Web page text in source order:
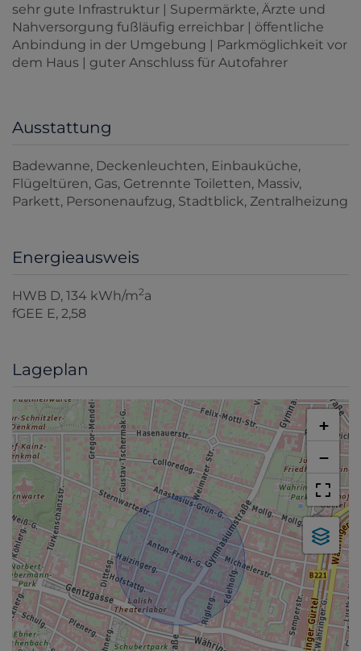
sehr gute Infrastruktur | Supermärkte, Ärzte und
Nahversorgung fußläufig erreichbar | öffentliche
Anbindung in der Umgebung | Parkmöglichkeit vor
dem Haus | guter Anschluss für Autofahrer
Ausstattung
Badewanne Deckenleuchten Einbauküche
Flügeltüren Gas Getrennte Toiletten Massiv
Parkett Personenaufzug Stadtblick Zentralheizung
Energieausweis
HWB D, 134 kWh/m2a
fGEE E, 2,58
Lageplan
+
−